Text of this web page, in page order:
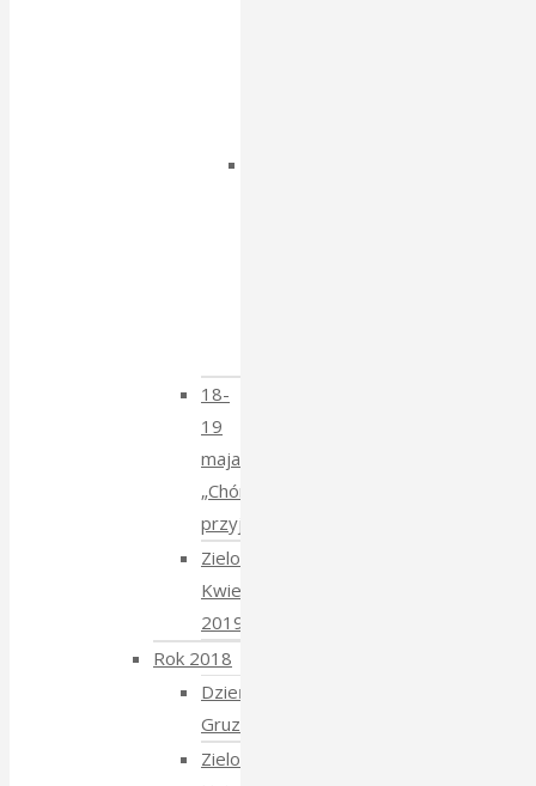
18-
19
maja
„Chór
przyjechał”
Zielony
Kwiecień
2019
Rok 2018
Dzień
Gruziński
Zielony